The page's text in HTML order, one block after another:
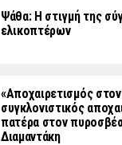
Ψάθα: Η στιγμή της
ελικοπτέρων
«Aποχαιρετισμός
συγκλονιστικός
πατέρα στον
Διαμαντάκη